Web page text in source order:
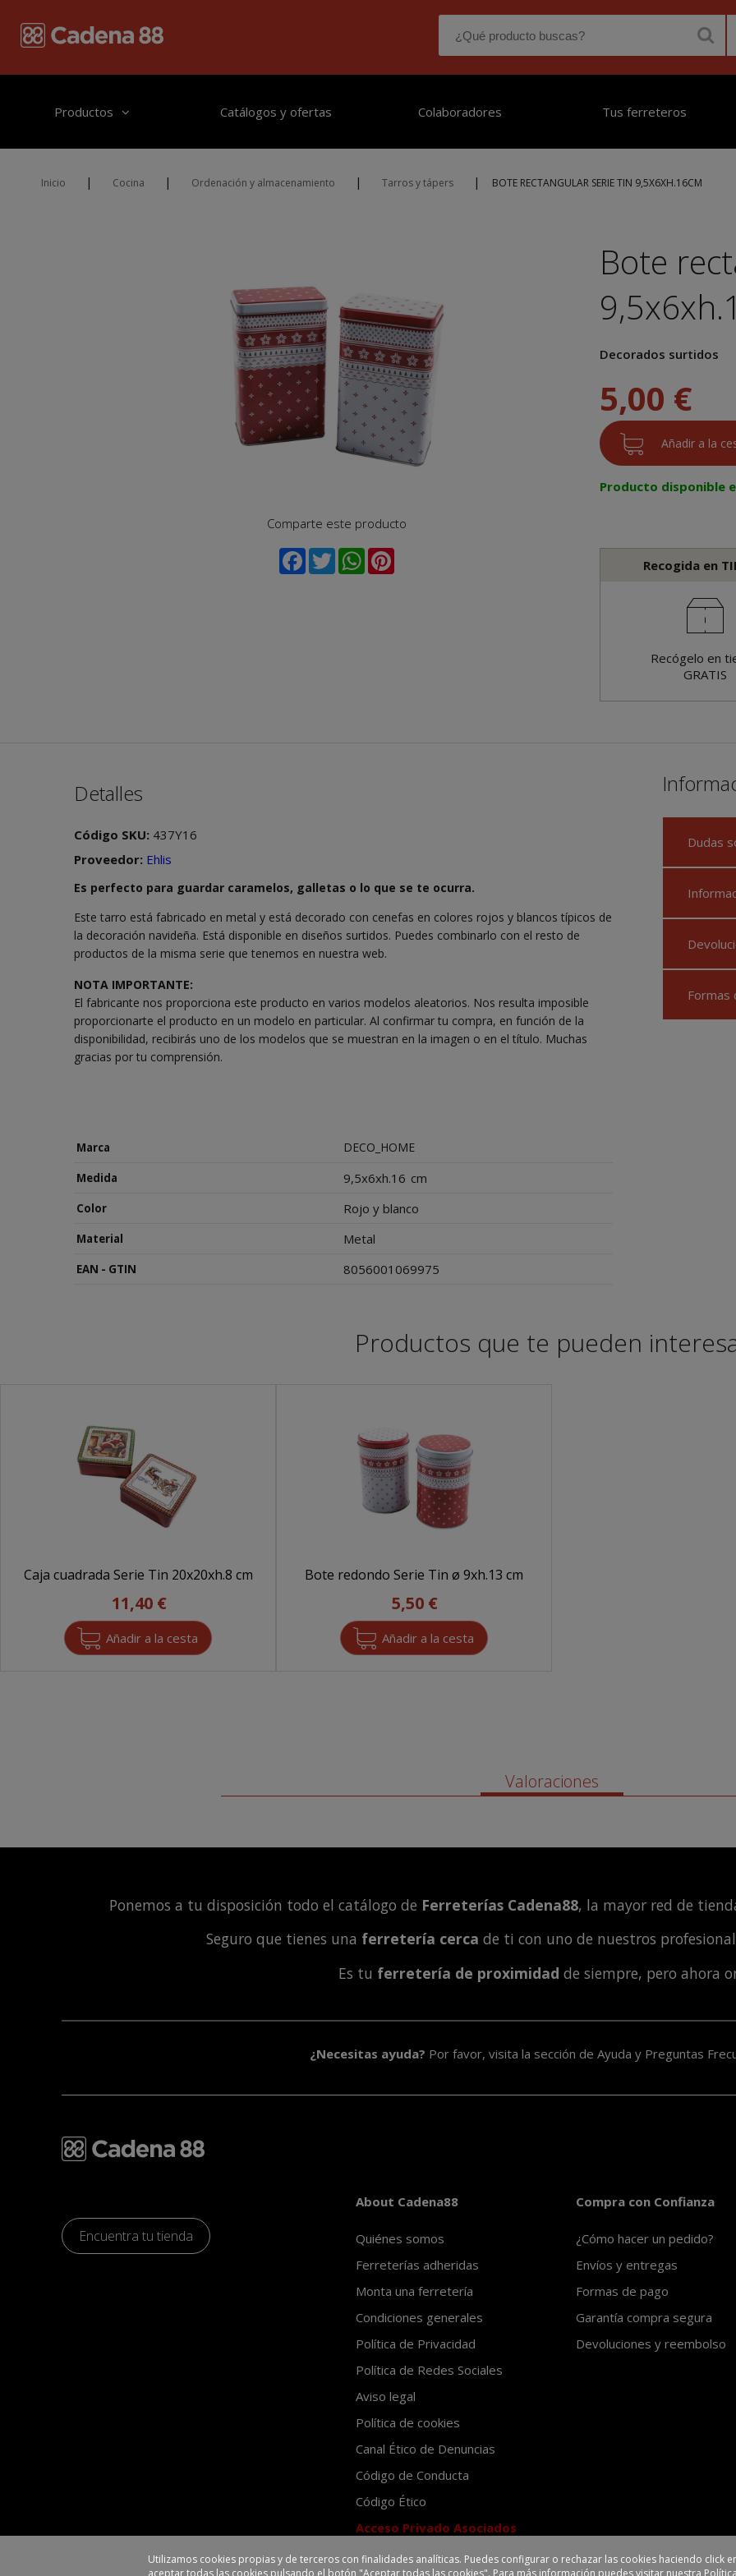
Productos Catálogos y ofertas Colaboradores Tus ferreteros
Inicio | Cocina | Ordenación y almacenamiento | Tarros y tápers | BOTE RECTANGULAR SERIE TIN 9,5X6XH.16CM
Comparte este producto
Bote
Decorados surtidos
5,00 €
Producto disponible
Recogida en
Recógelo en
GRATIS
Detalles
Código SKU: 437Y16
Proveedor: Ehlis
Es perfecto para guardar caramelos, galletas o lo que se te ocurra.
Este tarro está fabricado en metal y está decorado con cenefas en colores rojos y blancos típicos de
la decoración navideña. Está disponible en diseños surtidos. Puedes combinarlo con el resto de
productos de la misma serie que tenemos en nuestra web.
NOTA IMPORTANTE:
El fabricante nos proporciona este producto en varios modelos aleatorios. Nos resulta imposible
proporcionarte el producto en un modelo en particular. Al confirmar tu compra, en función de la
disponibilidad, recibirás uno de los modelos que se muestran en la imagen o en el título. Muchas
gracias por tu comprensión.
Marca DECO_HOME
Medida 9,5x6xh.16 cm
Color Rojo y blanco
Material Metal
EAN - GTIN 8056001069975
Dudas
Formas
Productos que te pueden
Caja cuadrada Serie Tin 20x20xh.8 cm
11,40 €
Bote redondo Serie Tin ø 9xh.13 cm
5,50 €
Valoraciones
Ponemos a tu disposición todo el catálogo de Ferreterías Cadena88, la mayor red de
Seguro que tienes una ferretería cerca de ti con uno de nuestros
Es tu ferretería de proximidad de siempre, pero ahora
¿Necesitas ayuda? Por favor, visita la sección de Ayuda y Preguntas
Encuentra tu tienda
About Cadena88
Quiénes somos
Ferreterías adheridas
Monta una ferretería
Condiciones generales
Política de Privacidad
Política de Redes Sociales
Aviso legal
Política de cookies
Canal Ético de Denuncias
Código de Conducta
Código Ético
Acceso Privado Asociados
Compra con Confianza
¿Cómo hacer un pedido?
Envíos y entregas
Formas de pago
Garantía compra segura
Devoluciones y reembolso
Utilizamos cookies propias y de terceros con finalidades analíticas. Puedes configurar o rechazar las cookies haciendo click
aceptar todas las cookies pulsando el botón "Aceptar todas las cookies". Para más información puedes visitar nuestra